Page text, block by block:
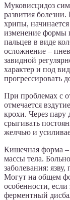
Муковисцидоз
развития
хрипы,
изменение формы
пальцев в виде
осложнение –
завидной
характер и под
прогрессировать
При проблемах с
отмечается
крохи. Через
срыгивать
желчью и
Кишечная форма –
массы тела.
заболевания:
Могут на общем
особенности,
ферментный